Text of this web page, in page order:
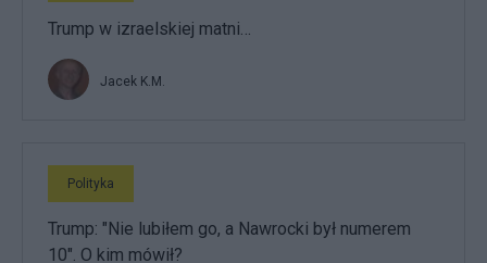
Trump w izraelskiej matni…
Jacek K.M.
Polityka
Trump: "Nie lubiłem go, a Nawrocki był numerem
10". O kim mówił?